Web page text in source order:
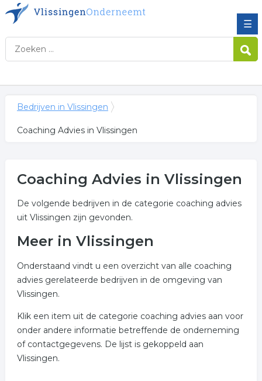
☰
Bedrijven in Vlissingen
Coaching Advies in Vlissingen
Coaching Advies in Vlissingen
De volgende bedrijven in de categorie coaching advies
uit Vlissingen zijn gevonden.
Meer in Vlissingen
Onderstaand vindt u een overzicht van alle coaching
advies gerelateerde bedrijven in de omgeving van
Vlissingen.
Klik een item uit de categorie coaching advies aan voor
onder andere informatie betreffende de onderneming
of contactgegevens. De lijst is gekoppeld aan
Vlissingen.